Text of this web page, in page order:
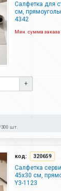
Салфетка для
см,
4342
Мин. сумма заказа
+
300 шт.
код: 320659
Салфетка
45х30 см,
Y3-1123